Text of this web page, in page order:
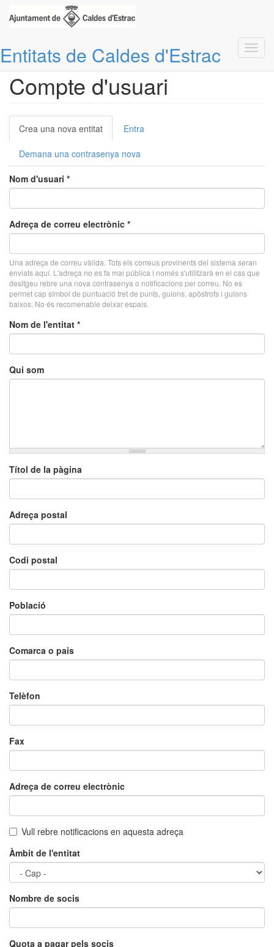
al
contingut
Entitats de Caldes d'Estrac
Inici Compte d'usuari Crea una nova entitat
Compte d'usuari
Pestanyes
primàries
Crea una nova entitat (pestanya
activa)
Entra
Demana una contrasenya nova
Nom d'usuari *
Adreça de correu electrònic *
Una adreça de correu vàlida. Tots els correus provinents del sistema seran
enviats aquí. L'adreça no es fa mai pública i només s'utilitzarà en el cas que
desitgeu rebre una nova contrasenya o notificacions per correu. No es
permet cap símbol de puntuació tret de punts, guions, apòstrofs i guions
baixos. No és recomenable deixar espais.
Nom de l'entitat *
Qui som
Títol de la pàgina
Adreça postal
Codi postal
Població
Comarca o pais
Telèfon
Fax
Adreça de correu electrònic
Vull rebre notificacions en aquesta adreça
Àmbit de l'entitat
Nombre de socis
Quota a pagar pels socis